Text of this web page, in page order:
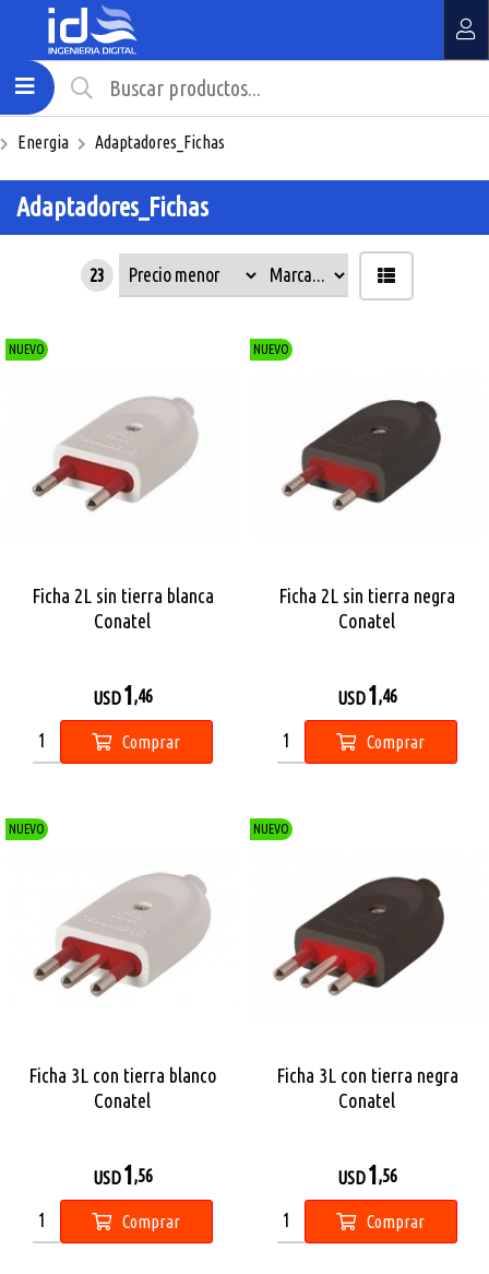
¿Tienes cupón de descuento?
Energia Adaptadores_Fichas
Adaptadores_Fichas
23
NUEVO
Ficha 2L sin tierra blanca
Conatel
USD1 ,46
Comprar
NUEVO
Ficha 2L sin tierra negra
Conatel
USD1 ,46
Comprar
NUEVO
Ficha 3L con tierra blanco
Conatel
USD1 ,56
Comprar
NUEVO
Ficha 3L con tierra negra
Conatel
USD1 ,56
Comprar